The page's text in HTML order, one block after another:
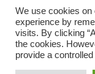
We use cookies on
experience by
visits. By clicking
the cookies.
provide a